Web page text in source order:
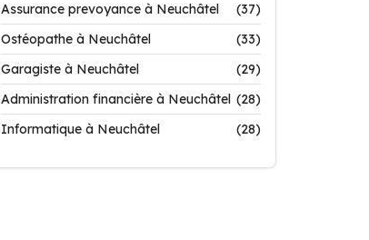
Assurance prevoyance à Neuchâtel
(37)
Ostéopathe à Neuchâtel
(33)
Garagiste à Neuchâtel
(29)
Administration financière à Neuchâtel (28)
Informatique à Neuchâtel
(28)